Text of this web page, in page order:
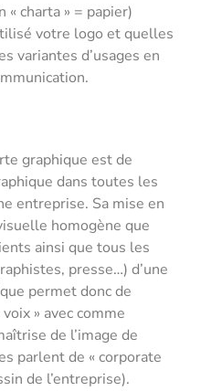
« charta » = papier)
votre logo et quelles
variantes d’usages en
graphique est de
dans toutes les
entreprise. Sa mise en
homogène que
ainsi que tous les
presse…) d’une
permet donc de
» avec comme
de l’image de
parlent de « corporate
de l’entreprise).